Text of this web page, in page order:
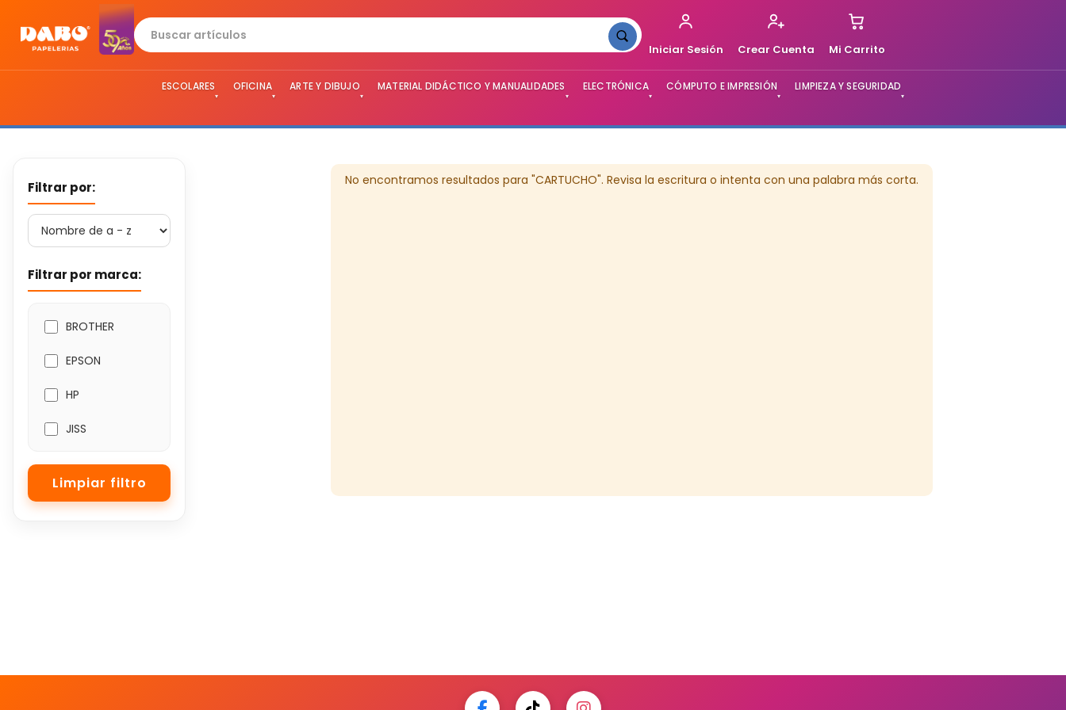
Iniciar Sesión Crear Cuenta Mi Carrito
ESCOLARES
▾
OFICINA
▾
ARTE Y DIBUJO
▾
MATERIAL DIDÁCTICO Y MANUALIDADES
▾
ELECTRÓNICA
▾
CÓMPUTO E IMPRESIÓN
▾
LIMPIEZA Y SEGURIDAD
▾
Filtrar por:
Filtrar por marca:
BROTHER
EPSON
HP
JISS
No encontramos resultados para "CARTUCHO". Revisa la escritura o intenta con una palabra más corta.